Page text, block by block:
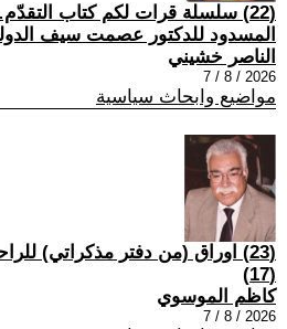
(22) سلسلة قرات لكم كتاب
المسدود للدكتور عصمت سيف
الناصر خشيني
2026 / 8 / 7
مواضيع وابحاث سياسية
(23) اوراق (من دفتر مذكراتي)
(17)
كاظم الموسوي
2026 / 8 / 7